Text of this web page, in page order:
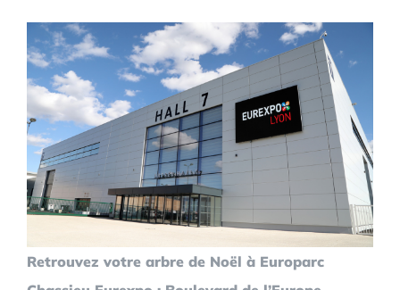
Retrouvez votre arbre de Noël à Europarc